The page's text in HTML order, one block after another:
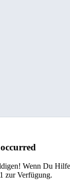
Wenn Du
zur Verfügung.